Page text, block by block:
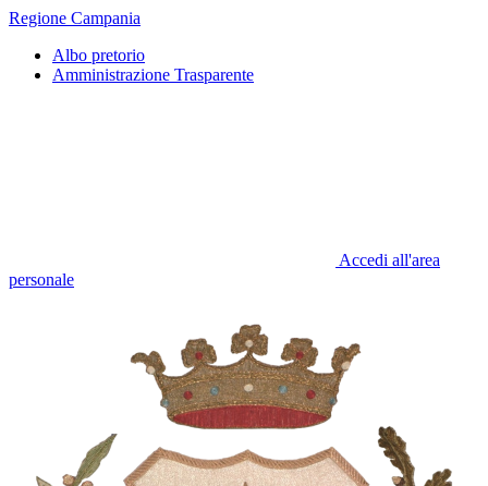
Regione Campania
Albo pretorio
Amministrazione Trasparente
Accedi all'area
personale